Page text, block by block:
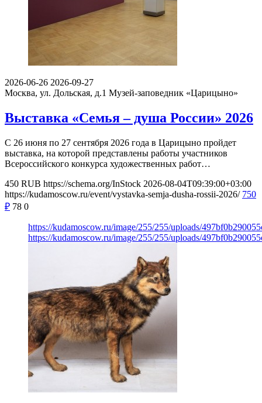
2026-06-26 2026-09-27
Москва, ул. Дольская, д.1 Музей-заповедник «Царицыно»
Выставка «Семья – душа России» 2026
С 26 июня по 27 сентября 2026 года в Царицыно пройдет
выставка, на которой представлены работы участников
Всероссийского конкурса художественных работ…
450 RUB https://schema.org/InStock 2026-08-04T09:39:00+03:00
https://kudamoscow.ru/event/vystavka-semja-dusha-rossii-2026/ 750
₽ 78 0
https://kudamoscow.ru/image/255/255/uploads/
https://kudamoscow.ru/image/255/255/uploads/